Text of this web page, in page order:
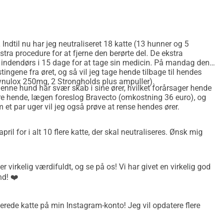
jeg gik hjem, så jeg en killing gemme sig under en parkeret
I nærheden var der en dame med sin hund, der spurgte
mig for at lave rod på fortovet, og jeg var ikke i humør til
gør jeg, men dette er ikke mit sædvanlige sted. Jeg fodrede
fordi jeg fodrer dem to gange om dagen, men der er så
kan ikke overleve. Jeg vil gerne sterilisere dem, men jeg
og fik kun svar fra én person. En veteran i sterilisering
under kontrol med alle kattene steriliseret. Det tog meget
syge dyr med øjenproblemer, så vi måtte holde dem til
gerne hjælpe flere og flere katte for at undgå ukontrolleret
meget og gav mig endda deres fælder og kasser, så jeg
nu har jeg neutraliseret 18 katte (13 hunner og 5
procedure for at fjerne den berørte del. De ekstra
i 15 dage for at tage sin medicin. På mandag den
fra øret, og så vil jeg tage hende tilbage til hendes
250mg, 2 Strongholds plus ampuller).
hund har svær skab i sine ører, hvilket forårsager hende
hende, lægen foreslog Bravecto (omkostning 36 euro), og
par uger vil jeg også prøve at rense hendes ører.
for i alt 10 flere katte, der skal neutraliseres. Ønsk mig
virkelig værdifuldt, og se på os! Vi har givet en virkelig god
❤️
katte på min Instagram-konto! Jeg vil opdatere flere